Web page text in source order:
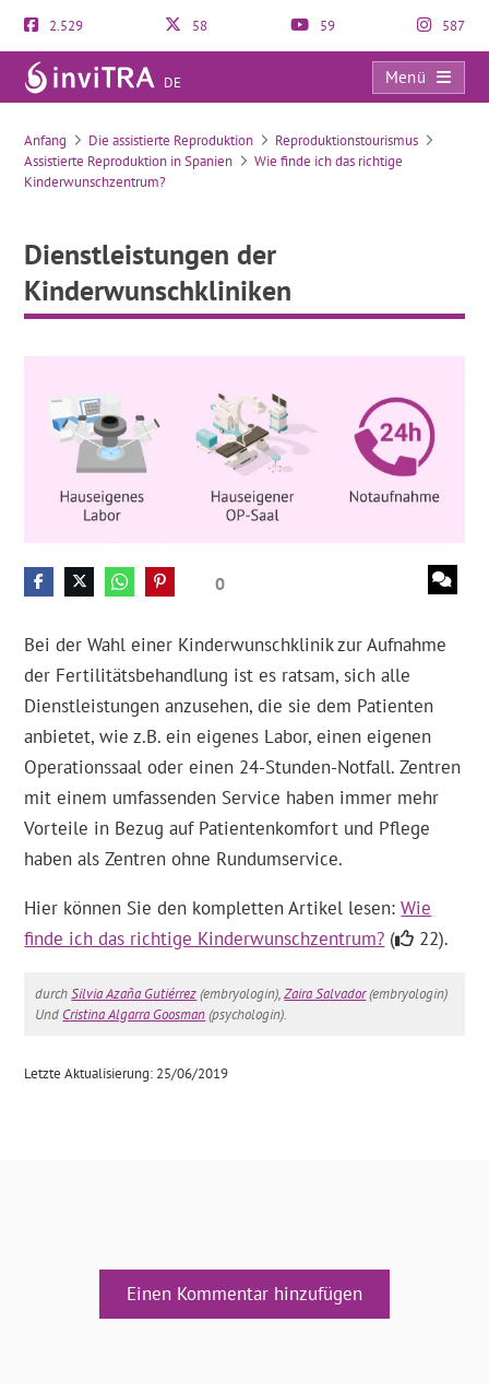
2.529 58 59 587
DE
Menü
Dienstleistungen der Kinderwunschkliniken
Anfang Die assistierte Reproduktion
Reproduktionstourismus
Assistierte Reproduktion in Spanien
Wie finde ich das richtige
Kinderwunschzentrum?
Dienstleistungen der
Kinderwunschkliniken
0
Bei der Wahl einer Kinderwunschklinik zur Aufnahme
der Fertilitätsbehandlung ist es ratsam, sich alle
Dienstleistungen anzusehen, die sie dem Patienten
anbietet, wie z.B. ein eigenes Labor, einen eigenen
Operationssaal oder einen 24-Stunden-Notfall. Zentren
mit einem umfassenden Service haben immer mehr
Vorteile in Bezug auf Patientenkomfort und Pflege
haben als Zentren ohne Rundumservice.
Hier können Sie den kompletten Artikel lesen:Wie
finde ich das richtige Kinderwunschzentrum? ( 22).
durchSilvia Azaña Gutiérrez(embryologin),Zaira Salvador(embryologin)
Und Cristina Algarra Goosman(psychologin).
Letzte Aktualisierung: 25/06/2019
Einen Kommentar hinzufügen